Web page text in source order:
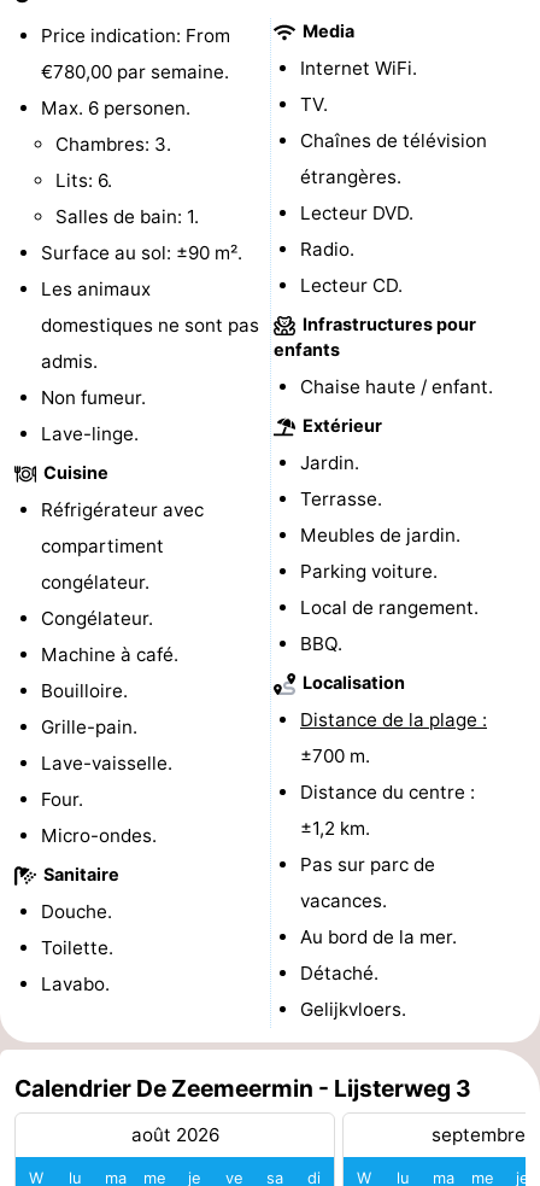
golf
être
villes
Visites
Faire
vélo
-
Équitation
de
golf
Surfen
-
Peche
Sportive
Equitation
Immersion
Observation
des
phoques
Boire
manger
Événements
Pratiques
Forum
Route
-
Médicales
Région
Hollande-
Price indication: From
€780,00 par semaine.
Max. 6 personen.
Chambres: 3.
Lits: 6.
Salles de bain: 1.
Surface au sol: ±90 m².
Les animaux
domestiques ne sont pas
admis.
Non fumeur.
Lave-linge.
Cuisine
Réfrigérateur avec
compartiment
congélateur.
Congélateur.
Machine à café.
Bouilloire.
Grille-pain.
Lave-vaisselle.
Four.
Micro-ondes.
Sanitaire
Douche.
Toilette.
Lavabo.
Media
Internet WiFi.
TV.
Chaînes de télévision
étrangères.
Lecteur DVD.
Radio.
Lecteur CD.
Infrastructures pour
enfants
Chaise haute / enfant.
Extérieur
Jardin.
Terrasse.
Meubles de jardin.
Parking voiture.
Local de rangement.
BBQ.
Localisation
Distance de la plage :
±700 m.
Distance du centre :
±1,2 km.
Pas sur parc de
vacances.
Au bord de la mer.
Détaché.
Gelijkvloers.
Calendrier De Zeemeermin - Lijsterweg 3
août 2026
W lu ma me je ve sa di
septembre
W lu ma me je